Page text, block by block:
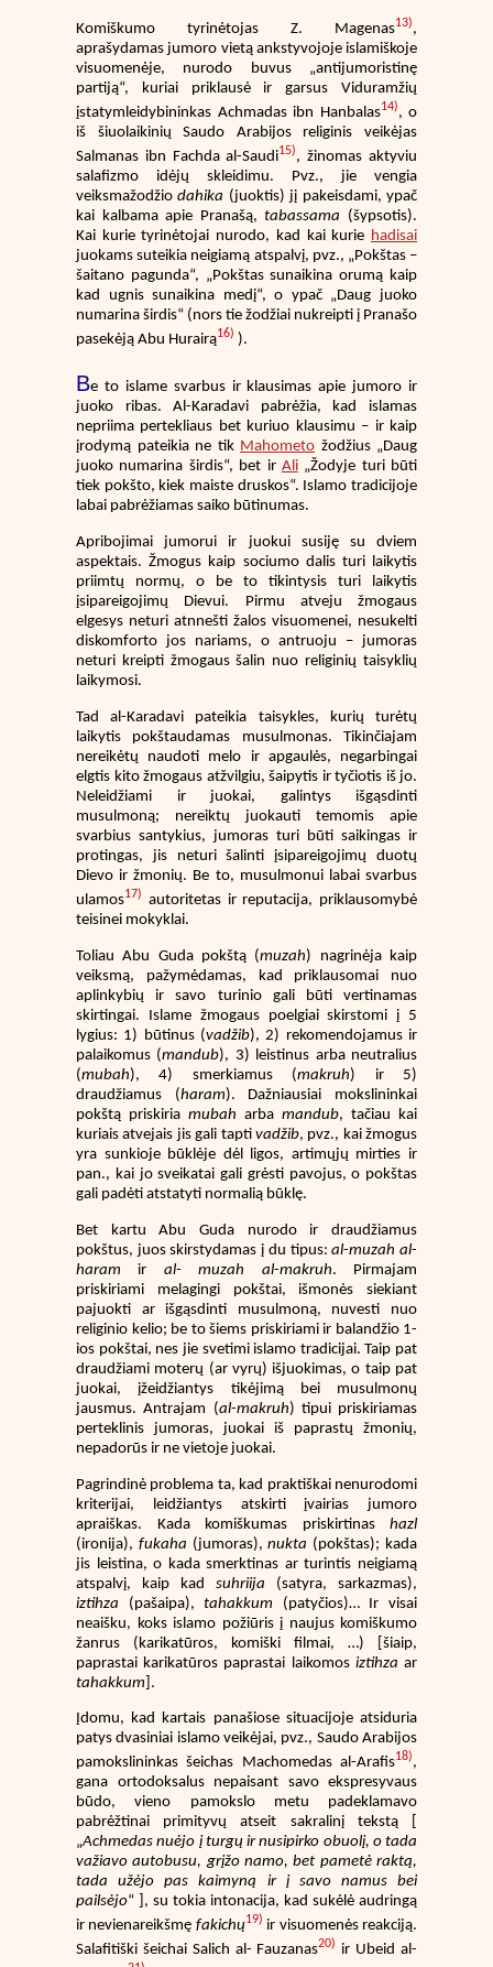
Komiškumo tyrinėtojas Z. Magenas13),
aprašydamas jumoro vietą ankstyvojoje islamiškoje
visuomenėje, nurodo buvus „antijumoristinę
partiją“, kuriai priklausė ir garsus Viduramžių
įstatymleidybininkas Achmadas ibn Hanbalas14), o
iš šiuolaikinių Saudo Arabijos religinis veikėjas
Salmanas ibn Fachda al-Saudi15), žinomas aktyviu
salafizmo idėjų skleidimu. Pvz., jie vengia
veiksmažodžiodahika (juoktis) jį pakeisdami, ypač
kai kalbama apie Pranašą,tabassama (šypsotis).
Kai kurie tyrinėtojai nurodo, kad kai kurie hadisai
juokams suteikia neigiamą atspalvį, pvz., „Pokštas –
šaitano pagunda“, „Pokštas sunaikina orumą kaip
kad ugnis sunaikina medį“, o ypač „Daug juoko
numarina širdis“ (nors tie žodžiai nukreipti į Pranašo
pasekėją Abu Hurairą16) ).
Be to islame svarbus ir klausimas apie jumoro ir
juoko ribas. Al-Karadavi pabrėžia, kad islamas
nepriima pertekliaus bet kuriuo klausimu – ir kaip
įrodymą pateikia ne tik Mahometo žodžius „Daug
juoko numarina širdis“, bet ir Ali„Žodyje turi būti
tiek pokšto, kiek maiste druskos“. Islamo tradicijoje
labai pabrėžiamas saiko būtinumas.
Apribojimai jumorui ir juokui susiję su dviem
aspektais. Žmogus kaip sociumo dalis turi laikytis
priimtų normų, o be to tikintysis turi laikytis
įsipareigojimų Dievui. Pirmu atveju žmogaus
elgesys neturi atnnešti žalos visuomenei, nesukelti
diskomforto jos nariams, o antruoju – jumoras
neturi kreipti žmogaus šalin nuo religinių taisyklių
laikymosi.
Tad al-Karadavi pateikia taisykles, kurių turėtų
laikytis pokštaudamas musulmonas. Tikinčiajam
nereikėtų naudoti melo ir apgaulės, negarbingai
elgtis kito žmogaus atžvilgiu, šaipytis ir tyčiotis iš jo.
Neleidžiami ir juokai, galintys išgąsdinti
musulmoną; nereiktų juokauti temomis apie
svarbius santykius, jumoras turi būti saikingas ir
protingas, jis neturi šalinti įsipareigojimų duotų
Dievo ir žmonių. Be to, musulmonui labai svarbus
ulamos17) autoritetas ir reputacija, priklausomybė
teisinei mokyklai.
Toliau Abu Guda pokštą (muzah) nagrinėja kaip
veiksmą, pažymėdamas, kad priklausomai nuo
aplinkybių ir savo turinio gali būti vertinamas
skirtingai. Islame žmogaus poelgiai skirstomi į 5
lygius: 1) būtinus (vadžib), 2) rekomendojamus ir
palaikomus (mandub), 3) leistinus arba neutralius
(mubah), 4) smerkiamus (makruh) ir 5)
draudžiamus (haram). Dažniausiai mokslininkai
pokštą priskiria mubah arba mandub, tačiau kai
kuriais atvejais jis gali tapti vadžib, pvz., kai žmogus
yra sunkioje būklėje dėl ligos, artimųjų mirties ir
pan., kai jo sveikatai gali grėsti pavojus, o pokštas
gali padėti atstatyti normalią būklę.
Bet kartu Abu Guda nurodo ir draudžiamus
pokštus, juos skirstydamas į du tipus:al-muzah al-
haram ir al- muzah al-makruh. Pirmajam
priskiriami melagingi pokštai, išmonės siekiant
pajuokti ar išgąsdinti musulmoną, nuvesti nuo
religinio kelio; be to šiems priskiriami ir balandžio 1-
ios pokštai, nes jie svetimi islamo tradicijai. Taip pat
draudžiami moterų (ar vyrų) išjuokimas, o taip pat
juokai, įžeidžiantys tikėjimą bei musulmonų
jausmus. Antrajam (al-makruh) tipui priskiriamas
perteklinis jumoras, juokai iš paprastų žmonių,
nepadorūs ir ne vietoje juokai.
Pagrindinė problema ta, kad praktiškai nenurodomi
kriterijai, leidžiantys atskirti įvairias jumoro
apraiškas. Kada komiškumas priskirtinas hazl
(ironija), fukaha (jumoras),nukta (pokštas); kada
jis leistina, o kada smerktinas ar turintis neigiamą
atspalvį, kaip kad suhriija (satyra, sarkazmas),
iztihza (pašaipa),tahakkum (patyčios)… Ir visai
neaišku, koks islamo požiūris į naujus komiškumo
žanrus (karikatūros, komiški filmai, …) [šiaip,
paprastai karikatūros paprastai laikomos iztihza ar
tahakkum ].
Įdomu, kad kartais panašiose situacijoje atsiduria
patys dvasiniai islamo veikėjai, pvz., Saudo Arabijos
pamokslininkas šeichas Machomedas al-Arafis18),
gana ortodoksalus nepaisant savo ekspresyvaus
būdo, vieno pamokslo metu padeklamavo
pabrėžtinai primityvų atseit sakralinį tekstą [
„Achmedas nuėjo į turgų ir nusipirko obuolį, o tada
važiavo autobusu, grįžo namo, bet pametė raktą,
tada užėjo pas kaimyną ir į savo namus bei
pailsėjo“ ], su tokia intonacija, kad sukėlė audringą
ir nevienareikšmę fakichų19) ir visuomenės reakciją.
Salafitiški šeichai Salich al- Fauzanas20) ir Ubeid al-